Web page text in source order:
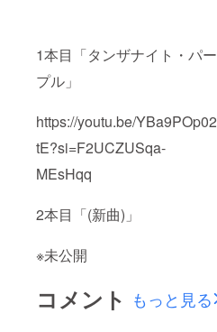
1本目「タンザナイト・パー
プル」
https://youtu.be/YBa9POp02
tE?si=F2UCZUSqa-
MEsHqq
2本目「(新曲)」
※未公開
コメント もっと見る